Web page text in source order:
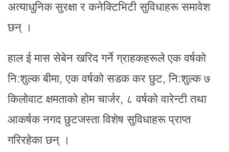
अत्याधुनिक सुरक्षा र कनेक्टिभिटी सुविधाहरू समावेश
छन् ।
हाल ई मास सेबेन खरिद गर्ने ग्राहकहरूले एक वर्षको
नि:शुल्क बीमा, एक वर्षको सडक कर छुट, नि:शुल्क ७
किलोवाट क्षमताको होम चार्जर, ८ वर्षको वारेन्टी तथा
आकर्षक नगद छुटजस्ता विशेष सुविधाहरू प्राप्त
गरिरहेका छन् ।